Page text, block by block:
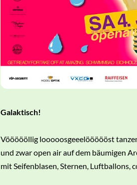
Galaktisch!
Vöööööllig looooosgeeelöööööst
und zwar open air auf dem bäumigen
mit Seifenblasen, Sternen, Luftballons,